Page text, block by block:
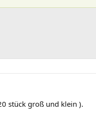
stück groß und klein ).